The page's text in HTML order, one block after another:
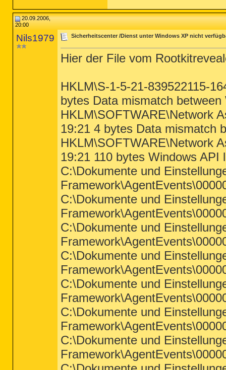
20.09.2006,
20:00
Nils1979 Sicherheitscenter /Dienst unter Windows XP nicht
Hier der File vom
HKLM\S-1-5-21-839522115-
bytes Data mismatch
HKLM\SOFTWARE\Network
19:21 4 bytes Data mismatch
HKLM\SOFTWARE\Network
19:21 110 bytes Windows
C:\Dokumente und
C:\Dokumente und
C:\Dokumente und
C:\Dokumente und
C:\Dokumente und
C:\Dokumente und
C:\Dokumente und